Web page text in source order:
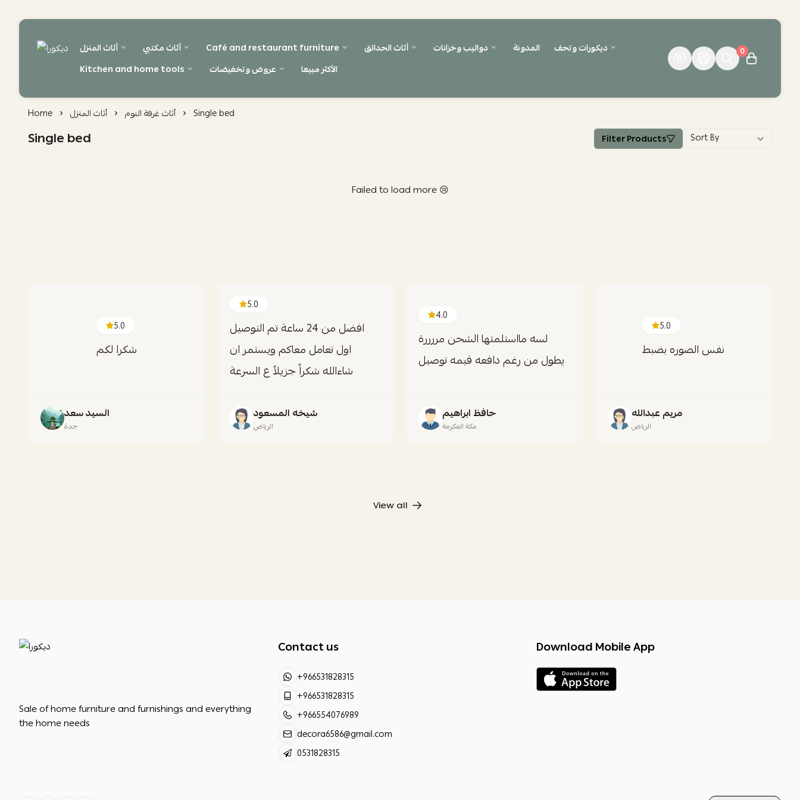
أثاث المنزل أثاث مكتبي Café and restaurant furniture أثاث الحدائق دواليب وخزانات المدونة
ديكورات وتحف
Kitchen and home tools
عروض وتخفيضات الأكثر مبيعا
0
Home أثاث المنزل أثاث غرفة النوم Single bed
Single bed Filter Products
Failed to load more 😢
5.0
شكرا لكم
السيد سعد
جدة
5.0
افضل من 24 ساعة تم التوصيل
اول تعامل معاكم ويستمر ان
شاءالله شكراً جزيلاً ع السرعة
شيخه المسعود
الرياض
4.0
لسه مااستلمتها الشحن مررررة
يطول من رغم دافعه قيمه توصيل
حافظ ابراهيم
مكة المكرمة
5.0
نفس الصوره بضبط
مريم عبدالله
الرياض
View all
ديكورا
Sale of home furniture and furnishings and everything
the home needs
Contact us
+966531828315
+966531828315
+966554076989
decora6586@gmail.com
0531828315
Download Mobile App